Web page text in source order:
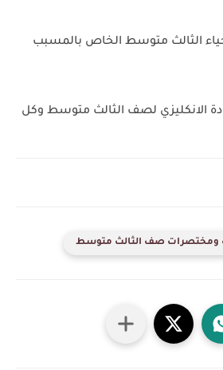
الثالث متوسط الخاص بالمسبب
الانكليزي لصف الثالث متوسط وكل
صف الثالث متوسط